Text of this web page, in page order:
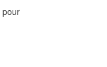
pour